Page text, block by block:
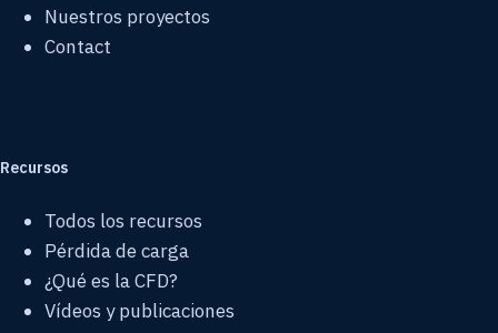
Nuestros proyectos
Contact
Recursos
Todos los recursos
Pérdida de carga
¿Qué es la CFD?
Vídeos y publicaciones